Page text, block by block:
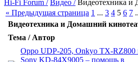
Hi-Fi Forum / Видео / Видеотехника и
« Предыдущая страница 1 ... 3 4 5 6 7
Видеотехника и Домашний
Тема / Автор
Oppo UDP-205, Onkyo TX-RZ800
Sony KD-84X9005 – помощь в